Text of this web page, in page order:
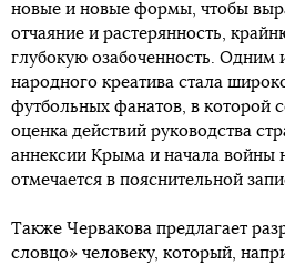
новые и новые формы, чтобы
отчаяние и растерянность,
глубокую озабоченность. Одним
народного креатива стала
футбольных фанатов, в которой
оценка действий руководства
аннексии Крыма и начала войны
отмечается в пояснительной
Также Червакова предлагает
словцо» человеку, который,